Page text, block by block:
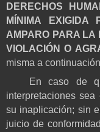
DERECHOS
MÍNIMA
AMPARO PARA LA
VIOLACIÓN O
misma a
En caso de
interpretaciones
su inaplicación; sin
juicio de